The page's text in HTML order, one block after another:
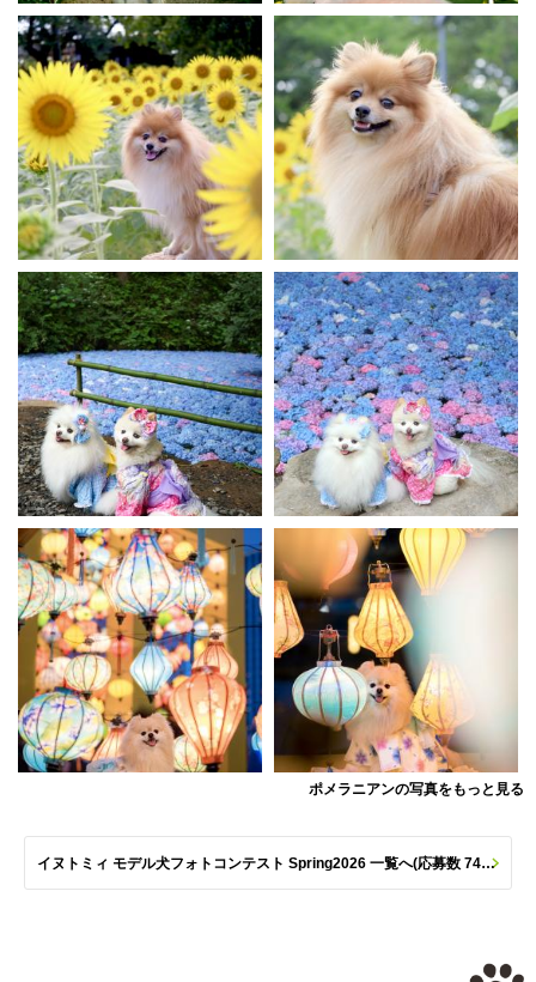
ポメラニアンの写真をもっと見る
イヌトミィ モデル犬フォトコンテスト Spring2026 一覧へ(応募数 747枚)